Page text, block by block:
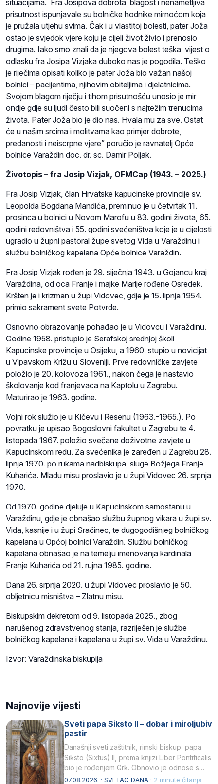
situacijama. Fra Josipova dobrota, blagost i nenametljiva
prisutnost ispunjavale su bolničke hodnike mirnoćom koja
je pružala utjehu svima. Čak i u vlastitoj bolesti, pater Joža
ostao je svjedok vjere koju je cijeli život živio i prenosio
drugima. Iako smo znali da je njegova bolest teška, vijest o
odlasku fra Josipa Vizjaka duboko nas je pogodila. Teško
je riječima opisati koliko je pater Joža bio važan našoj
bolnici – pacijentima, njihovim obiteljima i djelatnicima.
Svojom blagom riječju i tihom prisutnošću unosio je mir
ondje gdje su ljudi često bili suočeni s najtežim trenucima
života. Pater Joža bio je dio nas. Hvala mu za sve. Ostat
će u našim srcima i molitvama kao primjer dobrote,
predanosti i neiscrpne vjere” poručio je ravnatelj Opće
bolnice Varaždin doc. dr. sc. Damir Poljak.
Životopis – fra Josip Vizjak, OFMCap (1943. – 2025.)
Fra Josip Vizjak, član Hrvatske kapucinske provincije sv.
Leopolda Bogdana Mandića, preminuo je u četvrtak 11.
prosinca u bolnici u Novom Marofu u 83. godini života, 65.
godini redovništva i 55. godini svećeništva koje je u cijelosti
ugradio u župni pastoral župe svetog Vida u Varaždinu i
službu bolničkog kapelana Opće bolnice Varaždin.
Fra Josip Vizjak rođen je 29. siječnja 1943. u Gojancu kraj
Varaždina, od oca Franje i majke Marije rođene Osredek.
Kršten je i krizman u župi Vidovec, gdje je 15. lipnja 1954.
primio sakrament svete Potvrde.
Osnovno obrazovanje pohađao je u Vidovcu i Varaždinu.
Godine 1958. pristupio je Serafskoj srednjoj školi
Kapucinske provincije u Osijeku, a 1960. stupio u novicijat
u Vipavskom Križu u Sloveniji. Prve redovničke zavjete
položio je 20. kolovoza 1961., nakon čega je nastavio
školovanje kod franjevaca na Kaptolu u Zagrebu.
Maturirao je 1963. godine.
Vojni rok služio je u Kičevu i Resenu (1963.-1965.). Po
povratku je upisao Bogoslovni fakultet u Zagrebu te 4.
listopada 1967. položio svečane doživotne zavjete u
Kapucinskom redu. Za svećenika je zaređen u Zagrebu 28.
lipnja 1970. po rukama nadbiskupa, sluge Božjega Franje
Kuharića. Mladu misu proslavio je u župi Vidovec 26. srpnja
1970.
Od 1970. godine djeluje u Kapucinskom samostanu u
Varaždinu, gdje je obnašao službu župnog vikara u župi sv.
Vida, kasnije i u župi Sračinec, te dugogodišnjeg bolničkog
kapelana u Općoj bolnici Varaždin. Službu bolničkog
kapelana obnašao je na temelju imenovanja kardinala
Franje Kuharića od 21. rujna 1985. godine.
Dana 26. srpnja 2020. u župi Vidovec proslavio je 50.
obljetnicu misništva – Zlatnu misu.
Biskupskim dekretom od 9. listopada 2025., zbog
narušenog zdravstvenog stanja, razriješen je službe
bolničkog kapelana i kapelana u župi sv. Vida u Varaždinu.
Izvor: Varaždinska biskupija
Najnovije vijesti
Sveti papa Siksto II – dobar i miroljubiv
pastir
Današnji sveti zaštitnik, rimski biskup, papa
Siksto (Sixtus) II, prema knjizi Liber Pontificalis
bio je rođenjem Grk. Obnovio je odnose s
afričkim…
07.08.2026. · SVETAC DANA · 2 minute čitanja